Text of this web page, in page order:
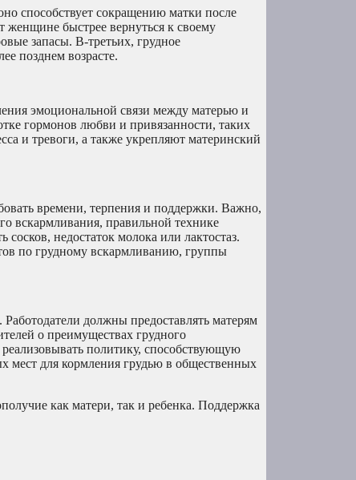
способствует сокращению матки после
женщине быстрее вернуться к своему
запасы. В-третьих, грудное
позднем возрасте.
эмоциональной связи между матерью и
гормонов любви и привязанности, таких
и тревоги, а также укрепляют материнский
времени, терпения и поддержки. Важно,
вскармливания, правильной технике
недостаток молока или лактостаз.
по грудному вскармливанию, группы
должны предоставлять матерям
о преимуществах грудного
политику, способствующую
мест для кормления грудью в общественных
как матери, так и ребенка. Поддержка